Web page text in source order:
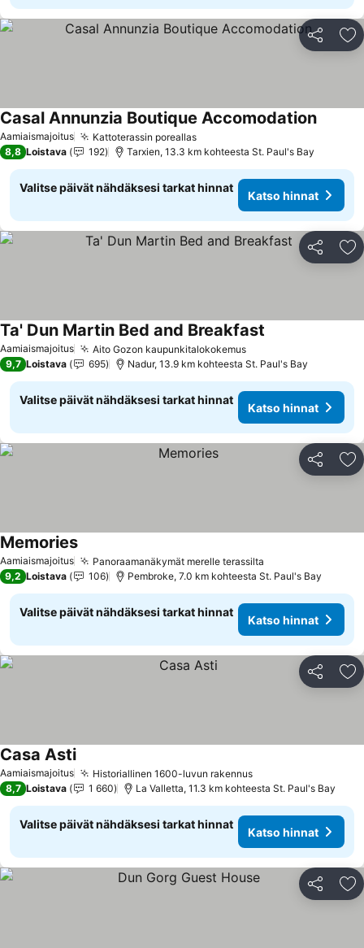
Jaa
Aamiaismajoitus Kattoterassin poreallas
Casal Annunzia Boutique Accomodation
8,8 Loistava 192 Tarxien, 13.3 km kohteesta St. Paul's Bay
Valitse päivät nähdäksesi tarkat hinnat
Katso hinnat
Jaa
Aamiaismajoitus Aito Gozon kaupunkitalokokemus
Ta' Dun Martin Bed and Breakfast
9,7 Loistava 695 Nadur, 13.9 km kohteesta St. Paul's Bay
Valitse päivät nähdäksesi tarkat hinnat
Katso hinnat
Jaa
Aamiaismajoitus Panoraamanäkymät merelle terassilta
Memories
9,2 Loistava 106 Pembroke, 7.0 km kohteesta St. Paul's Bay
Valitse päivät nähdäksesi tarkat hinnat
Katso hinnat
Jaa
Aamiaismajoitus Historiallinen 1600-luvun rakennus
Casa Asti
8,7 Loistava 1 660 La Valletta, 11.3 km kohteesta St. Paul's Bay
Valitse päivät nähdäksesi tarkat hinnat
Katso hinnat
Jaa